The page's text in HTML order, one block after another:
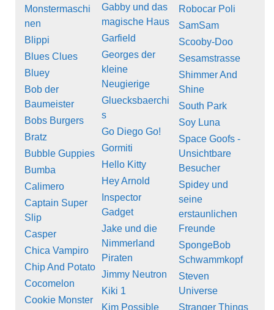
Monstermaschi
nen
Blippi
Blues Clues
Bluey
Bob der
Baumeister
Bobs Burgers
Bratz
Bubble Guppies
Bumba
Calimero
Captain Super
Slip
Casper
Chica Vampiro
Chip And Potato
Cocomelon
Cookie Monster
Gabby und das
magische Haus
Garfield
Georges der
kleine
Neugierige
Gluecksbaerchi
s
Go Diego Go!
Gormiti
Hello Kitty
Hey Arnold
Inspector
Gadget
Jake und die
Nimmerland
Piraten
Jimmy Neutron
Kiki 1
Kim Possible
Robocar Poli
SamSam
Scooby-Doo
Sesamstrasse
Shimmer And
Shine
South Park
Soy Luna
Space Goofs -
Unsichtbare
Besucher
Spidey und
seine
erstaunlichen
Freunde
SpongeBob
Schwammkopf
Steven
Universe
Stranger Things